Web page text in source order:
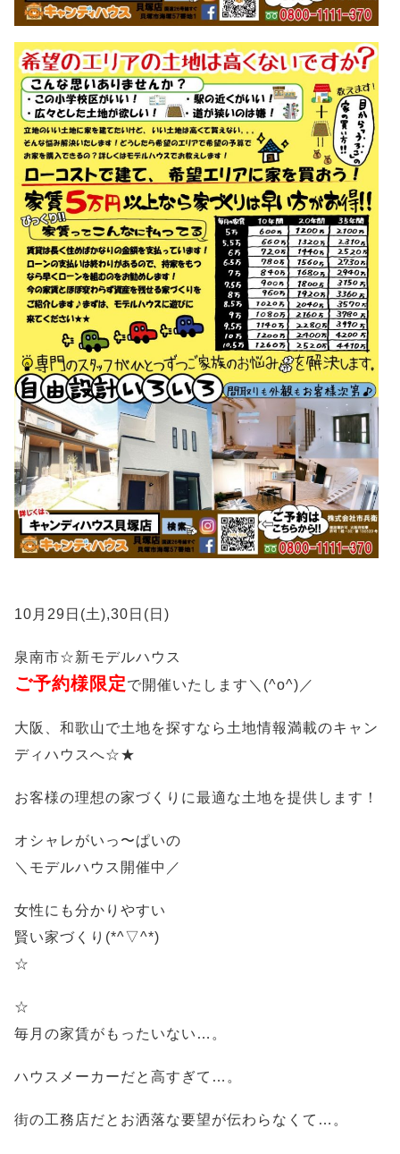
10月29日(土),30日(日)
泉南市☆新モデルハウス
ご予約様限定で開催いたします＼(^o^)／
大阪、和歌山で土地を探すなら土地情報満載のキャン
ディハウスへ☆★
お客様の理想の家づくりに最適な土地を提供します！
オシャレがいっ〜ぱいの
＼モデルハウス開催中／
女性にも分かりやすい
賢い家づくり(*^▽^*)
☆
☆
毎月の家賃がもったいない…。
ハウスメーカーだと高すぎて…。
街の工務店だとお洒落な要望が伝わらなくて…。